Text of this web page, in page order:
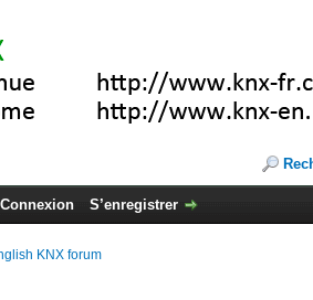
Connexion S’enregistrer
KNX forum